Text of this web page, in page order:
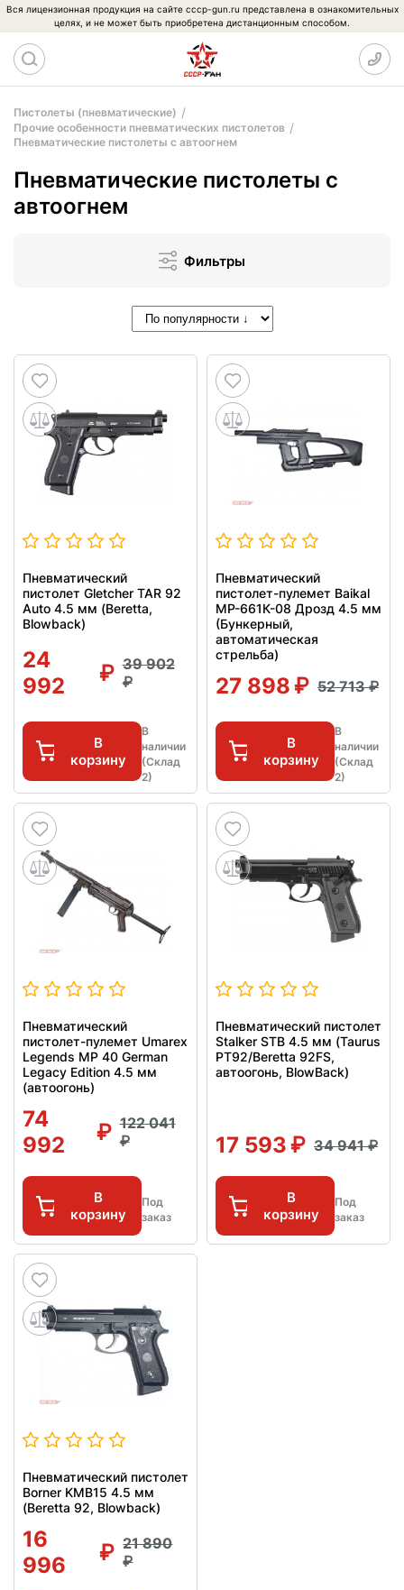
Вся лицензионная продукция на сайте cccp-gun.ru представлена в ознакомительных
целях, и не может быть приобретена дистанционным способом.
Пистолеты (пневматические)
Прочие особенности пневматических пистолетов
Пневматические пистолеты с автоогнем
Пневматические пистолеты с
автоогнем
Фильтры
Пневматический
пистолет Gletcher TAR 92
Auto 4.5 мм (Beretta,
Blowback)
24
992
39 902
В
корзину
В
наличии
(Склад
2)
Пневматический
пистолет-пулемет Baikal
МР-661К-08 Дрозд 4.5 мм
(Бункерный,
автоматическая
стрельба)
27 898 52 713
В
корзину
В
наличии
(Склад
2)
Пневматический
пистолет-пулемет Umarex
Legends MP 40 German
Legacy Edition 4.5 мм
(автоогонь)
74
992
122 041
В
корзину
Под
заказ
Пневматический пистолет
Stalker STB 4.5 мм (Taurus
PT92/Beretta 92FS,
автоогонь, BlowBack)
17 593 34 941
В
корзину
Под
заказ
Пневматический пистолет
Borner KMB15 4.5 мм
(Beretta 92, Blowback)
16
996
21 890